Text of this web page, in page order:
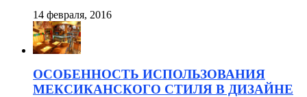
14 февраля, 2016
ОСОБЕННОСТЬ ИСПОЛЬЗОВАНИЯ
МЕКСИКАНСКОГО СТИЛЯ В ДИЗАЙНЕ